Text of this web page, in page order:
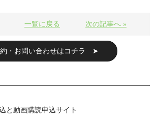
一覧に戻る 次の記事へ »
・お問い合わせはコチラ ➤
と動画購読申込サイト